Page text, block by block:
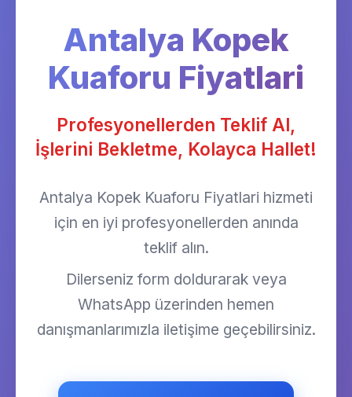
Antalya Kopek
Kuaforu Fiyatlari
Profesyonellerden Teklif Al,
İşlerini Bekletme, Kolayca Hallet!
Antalya Kopek Kuaforu Fiyatlari hizmeti
için en iyi profesyonellerden anında
teklif alın.
Dilerseniz form doldurarak veya
WhatsApp üzerinden hemen
danışmanlarımızla iletişime geçebilirsiniz.